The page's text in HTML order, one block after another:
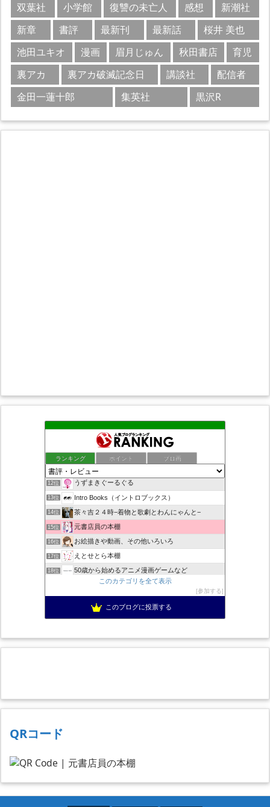
双葉社
小学館 復讐の未亡人 感想
新潮社
新章
書評 最新刊 最新話
桜井 美也
池田ユキオ
漫画 眉月じゅん 秋田書店
育児
裏アカ
裏アカ破滅記念日 講談社
配信者
金田一蓮十郎
集英社 黒沢R
ランキング ポイント ブロ画
ちばらぎの歴史や話題 千葉ロッテと本レビュー
10位 人生に失敗しないために！ - らいあんの独り言
11位 また、本の話をしてる
12位 うずまきぐーるぐる
13位 Intro Books（イントロブックス）
14位 茶々吉２４時−着物と歌劇とわんにゃんと−
15位 元書店員の本棚
16位 お絵描きや動画、その他いろいろ
17位 えとせとら本棚
18位 50歳から始めるアニメ漫画ゲームなど
色んな本と、色んな料理
読む!観る!聴く!!
このカテゴリを全て表示
参加する
このブログに投票する
QRコード